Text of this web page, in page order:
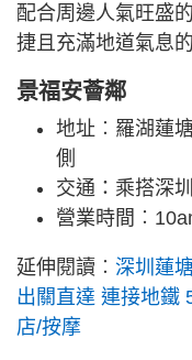
配合周邊人氣旺盛
捷且充滿地道氣息
景福安薈鄰
地址︰羅湖蓮
側
交通：乘搭深
營業時間
延伸閱讀︰ 深圳蓮
出關直達 連接地鐵
店/按摩